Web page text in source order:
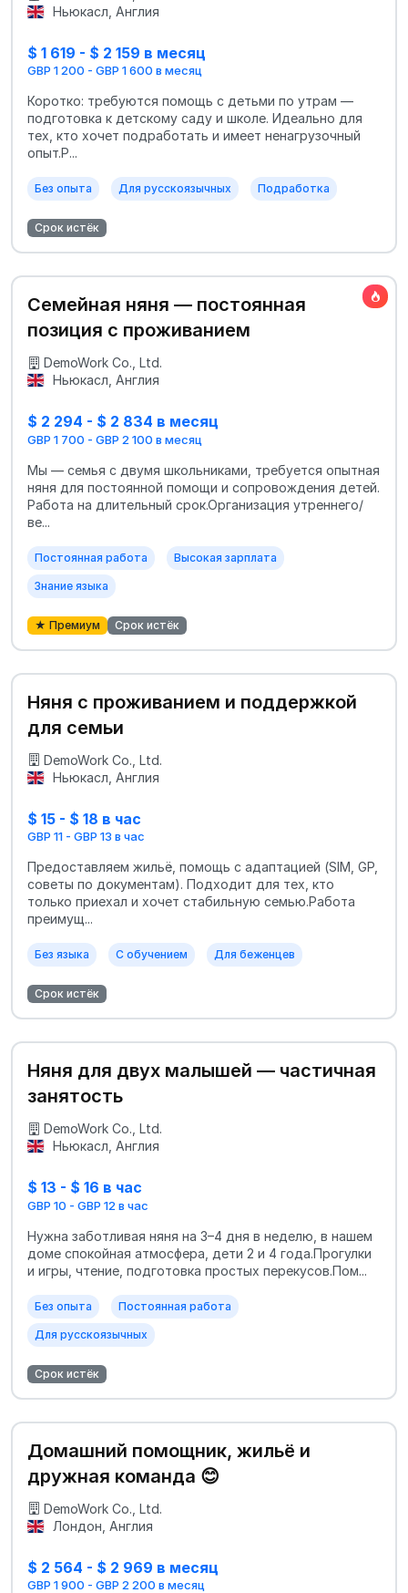
Ньюкасл, Англия
$ 1 619 - $ 2 159 в месяц
GBP 1 200 - GBP 1 600 в месяц
Коротко: требуются помощь с детьми по утрам —
подготовка к детскому саду и школе. Идеально для
тех, кто хочет подработать и имеет ненагрузочный
опыт.Р...
Без опыта Для русскоязычных Подработка
Срок истёк
Семейная няня — постоянная
позиция с проживанием
DemoWork Co., Ltd.
Ньюкасл, Англия
$ 2 294 - $ 2 834 в месяц
GBP 1 700 - GBP 2 100 в месяц
Мы — семья с двумя школьниками, требуется опытная
няня для постоянной помощи и сопровождения детей.
Работа на длительный срок.Организация утреннего/
ве...
Постоянная работа Высокая зарплата
Знание языка
★ Премиум Срок истёк
Няня с проживанием и поддержкой
для семьи
DemoWork Co., Ltd.
Ньюкасл, Англия
$ 15 - $ 18 в час
GBP 11 - GBP 13 в час
Предоставляем жильё, помощь с адаптацией (SIM, GP,
советы по документам). Подходит для тех, кто
только приехал и хочет стабильную семью.Работа
преимущ...
Без языка С обучением Для беженцев
Срок истёк
Няня для двух малышей — частичная
занятость
DemoWork Co., Ltd.
Ньюкасл, Англия
$ 13 - $ 16 в час
GBP 10 - GBP 12 в час
Нужна заботливая няня на 3–4 дня в неделю, в нашем
доме спокойная атмосфера, дети 2 и 4 года.Прогулки
и игры, чтение, подготовка простых перекусов.Пом...
Без опыта Постоянная работа
Для русскоязычных
Срок истёк
Домашний помощник, жильё и
дружная команда 😊
DemoWork Co., Ltd.
Лондон, Англия
$ 2 564 - $ 2 969 в месяц
GBP 1 900 - GBP 2 200 в месяц